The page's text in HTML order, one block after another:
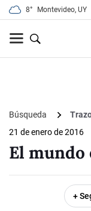
8° Montevideo, UY
Búsqueda
21 de enero de 2016
El mundo
+